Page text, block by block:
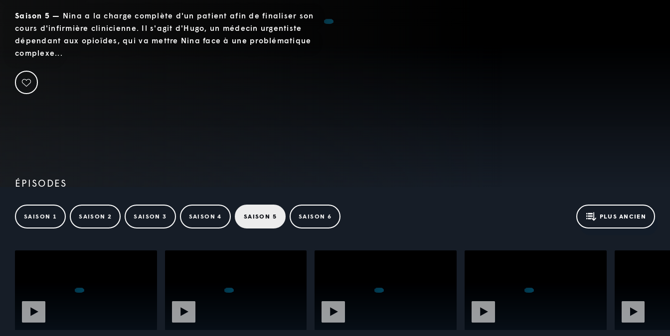
Saison 5 — Nina a la charge complète d'un patient afin de finaliser son
cours d'infirmière clinicienne. Il s'agit d'Hugo, un médecin urgentiste
dépendant aux opioïdes, qui va mettre Nina face à une problématique
complexe...
ÉPISODES
SAISON 1 SAISON 2 SAISON 3 SAISON 4 SAISON 5 SAISON 6 PLUS ANCIEN